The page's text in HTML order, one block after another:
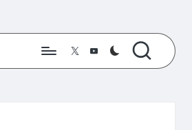
TwitterYouTube